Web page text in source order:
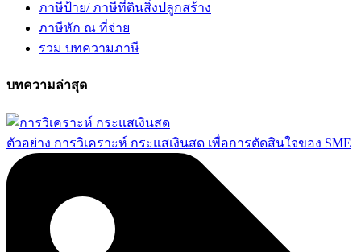
ภาษีป้าย/ ภาษีที่ดินสิ่งปลูกสร้าง
ภาษีหัก ณ ที่จ่าย
รวม บทความภาษี
บทความล่าสุด
ตัวอย่าง การวิเคราะห์ กระแสเงินสด เพื่อการตัดสินใจของ SME